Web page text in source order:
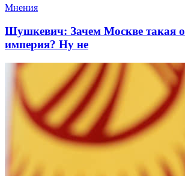
Мнения
Шушкевич: Зачем Москве такая
империя? Ну не